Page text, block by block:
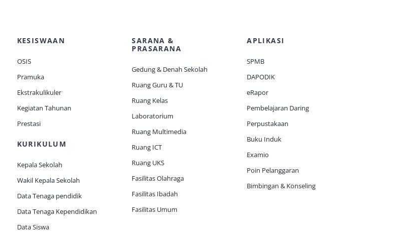
KESISWAAN
OSIS
Pramuka
Ekstrakulikuler
Kegiatan Tahunan
Prestasi
KURIKULUM
Kepala Sekolah
Wakil Kepala Sekolah
Data Tenaga pendidik
Data Tenaga Kependidikan
Data Siswa
SARANA &
PRASARANA
Gedung & Denah Sekolah
Ruang Guru & TU
Ruang Kelas
Laboratorium
Ruang Multimedia
Ruang ICT
Ruang UKS
Fasilitas Olahraga
Fasilitas Ibadah
Fasilitas Umum
APLIKASI
SPMB
DAPODIK
eRapor
Pembelajaran Daring
Perpustakaan
Buku Induk
Examio
Poin Pelanggaran
Bimbingan & Konseling